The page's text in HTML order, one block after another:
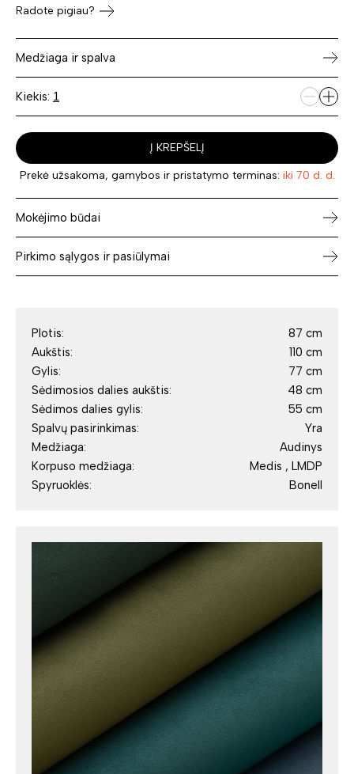
Radote pigiau?
Medžiaga ir spalva
Kiekis:
Į KREPŠELĮ
Prekė užsakoma, gamybos ir pristatymo terminas: iki 70 d. d.
Mokėjimo būdai
Pirkimo sąlygos ir pasiūlymai
Plotis:
87 cm
Aukštis:
110 cm
Gylis:
77 cm
Sėdimosios dalies aukštis:
48 cm
Sėdimos dalies gylis:
55 cm
Spalvų pasirinkimas:
Yra
Medžiaga:
Audinys
Korpuso medžiaga:
Medis , LMDP
Spyruoklės:
Bonell